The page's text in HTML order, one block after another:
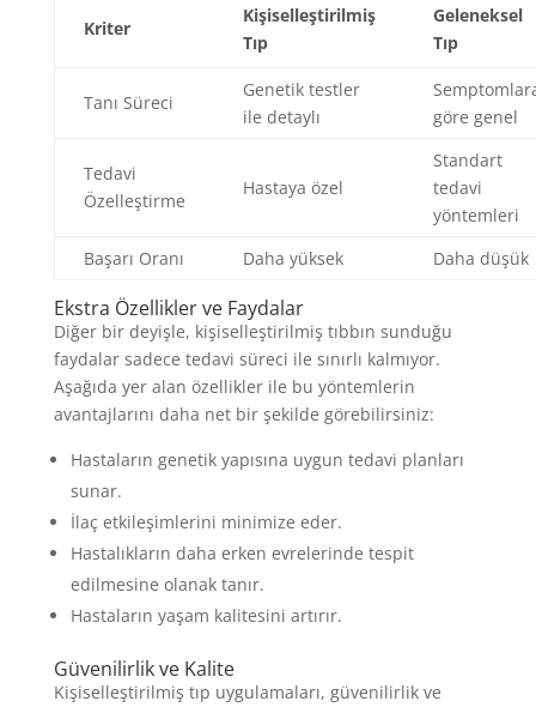
Kriter
Kişiselleştirilmiş
Tıp
Geleneksel
Tıp
Tanı Süreci
Genetik testler
ile detaylı
göre genel
Tedavi
Özelleştirme
Hastaya özel
Standart
tedavi
yöntemleri
Başarı Oranı
Daha yüksek Daha düşük
Ekstra Özellikler ve Faydalar
Diğer bir deyişle, kişiselleştirilmiş tıbbın sunduğu
faydalar sadece tedavi süreci ile sınırlı kalmıyor.
Aşağıda yer alan özellikler ile bu yöntemlerin
avantajlarını daha net bir şekilde görebilirsiniz:
Hastaların genetik yapısına uygun tedavi planları
sunar.
İlaç etkileşimlerini minimize eder.
Hastalıkların daha erken evrelerinde tespit
edilmesine olanak tanır.
Hastaların yaşam kalitesini artırır.
Güvenilirlik ve Kalite
Kişiselleştirilmiş tıp uygulamaları, güvenilirlik ve